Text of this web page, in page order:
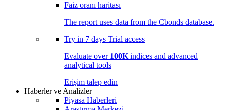
Faiz oranı haritası
The report uses data from the Cbonds database.
Try in 7 days Trial access
Evaluate over 100K indices and advanced
analytical tools
Erişim talep edin
Haberler ve Analizler
Piyasa Haberleri